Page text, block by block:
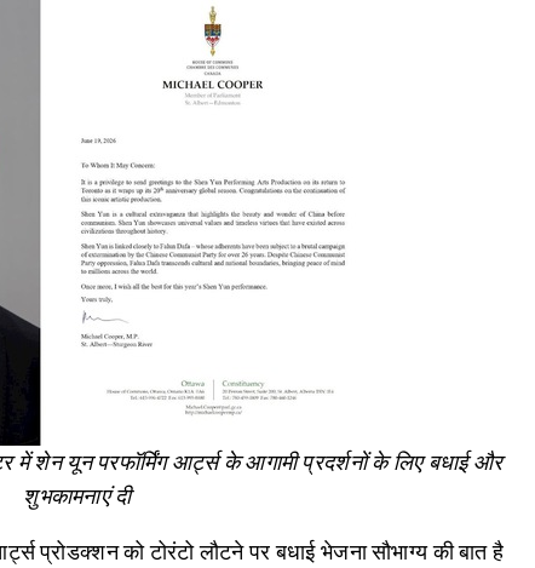
शेन यून परफॉर्मिंग आर्ट्स के आगामी प्रदर्शनों के लिए बधाई और
शुभकामनाएं दी
प्रोडक्शन को टोरंटो लौटने पर बधाई भेजना सौभाग्य की बात है